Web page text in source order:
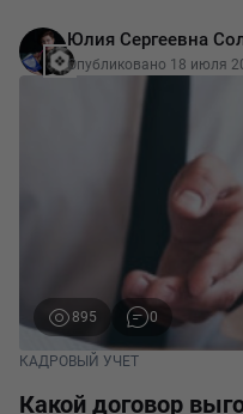
ам, которые могут быть
микропредприятий. Чтобы
Юлия Сергеевна
Опубликовано 18 июля
895 0
КАДРОВЫЙ УЧЕТ
Какой договор